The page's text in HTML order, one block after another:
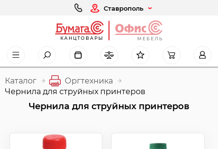
Ставрополь
КАНЦТОВАРЫ МЕБЕЛЬ
Каталог
Оргтехника
Чернила для струйных принтеров
Чернила для струйных принтеров